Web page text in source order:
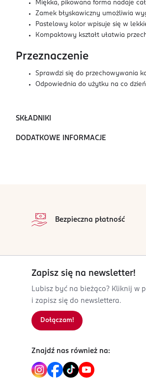
Miękka, pikowana forma nadaje
Zamek błyskawiczny umożliwia
Pastelowy kolor wpisuje się w
Kompaktowy kształt ułatwia
Przeznaczenie
Sprawdzi się do przechowywania
Odpowiednia do użytku na co
SKŁADNIKI
DODATKOWE INFORMACJE
Bezpieczna płatność
Zapisz się na newsletter!
Lubisz być na bieżąco? Kliknij w
i zapisz się do newslettera.
Dołączam!
Znajdź nas również na: